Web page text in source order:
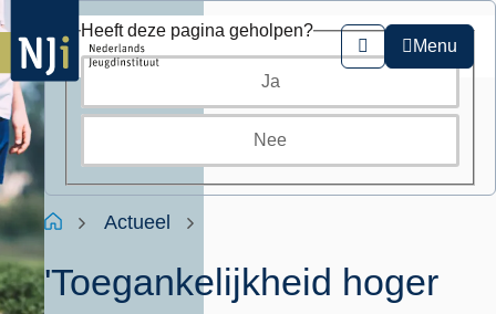
Overslaan
en
naar
de
inhoud
gaan
Zoeken
Menu
Kruimelpad
HomeActueel
'Toegankelijkheid hoger
Heeft deze pagina geholpen?
Ja
Nee